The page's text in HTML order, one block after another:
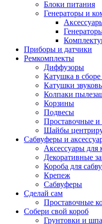
Блоки питания
Генераторы и
Приборы и датчики
Ремкомплекты
Диффузоры
Катушка в
Катушки
Колпаки
Корзины
Подвесы
Проставочные
Шайбы
Сабвуферы и
Аксессуары для
Декоративные
Короба для
Крепеж
Сабвуферы
Сделай сам
Проставочные
Собери свой короб
Грунтовки и